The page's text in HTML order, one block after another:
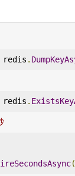
.
.
(